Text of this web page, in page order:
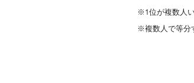
※1位が複数人
※複数人で等分